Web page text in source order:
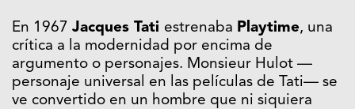
En 1967 Jacques Tati estrenaba Playtime, una
crítica a la modernidad por encima de
argumento o personajes. Monsieur Hulot —
personaje universal en las películas de Tati— se
ve convertido en un hombre que ni siquiera